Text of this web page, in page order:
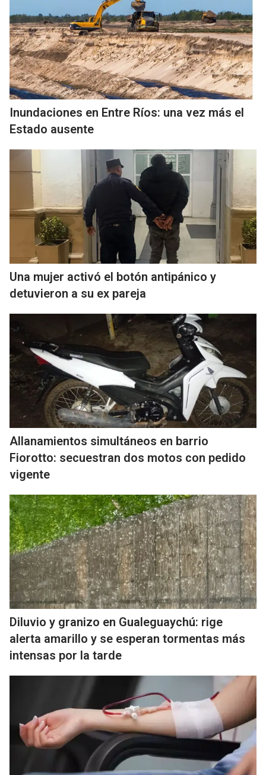
Inundaciones en Entre Ríos: una vez más el
Estado ausente
Una mujer activó el botón antipánico y
detuvieron a su ex pareja
Allanamientos simultáneos en barrio
Fiorotto: secuestran dos motos con pedido
vigente
Diluvio y granizo en Gualeguaychú: rige
alerta amarillo y se esperan tormentas más
intensas por la tarde